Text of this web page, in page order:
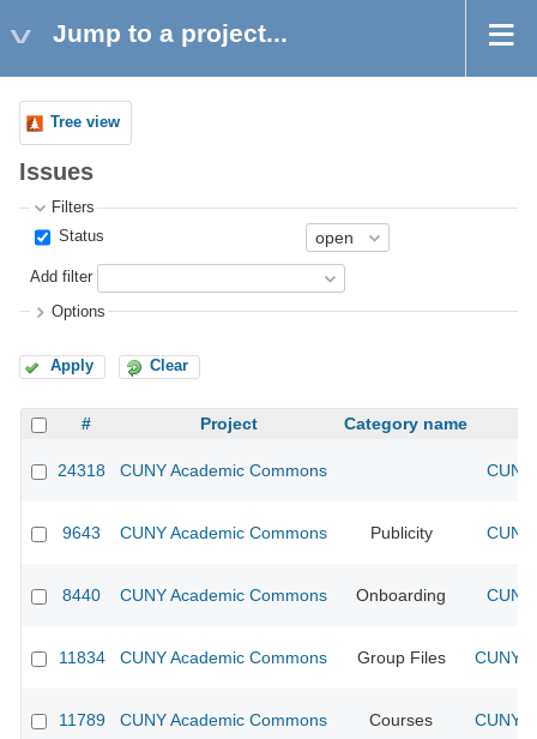
Jump to a project...
Tree view
Issues
Filters
Status
Add filter
Options
Apply Clear
# Project Category name
24318 CUNY Academic Commons
9643 CUNY Academic Commons Publicity
8440 CUNY Academic Commons Onboarding
11834 CUNY Academic Commons Group Files CUNY
11789 CUNY Academic Commons Courses CUNY